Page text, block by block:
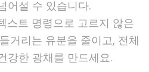
어설 수 있습니다.
스트 명령으로 고르지 않은
거리는 유분을 줄이고, 전체
강한 광채를 만드세요.